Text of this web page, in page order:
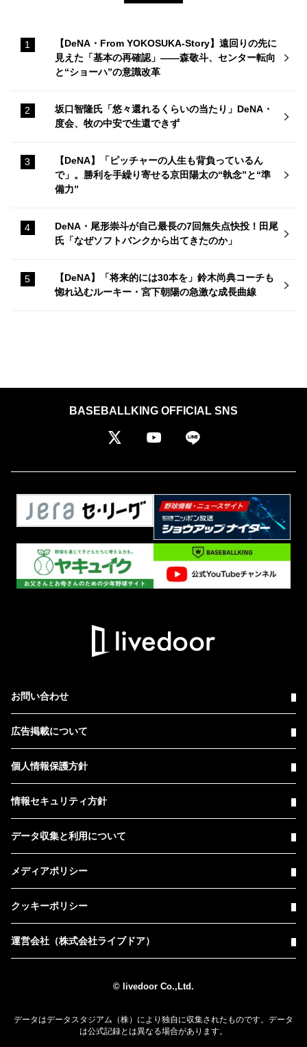
【DeNA・From YOKOSUKA-Story】遠回りの先に
見えた「基本の再確認」——森敬斗、センター転向
と“ショーハ”の意識改革
坂口智隆氏「悠々還れるくらいの当たり」DeNA・
度会、牧の中安で生還できず
【DeNA】「ピッチャーの人生も背負っているん
で」。勝利を手繰り寄せる京田陽太の“執念”と“準
備力”
DeNA・尾形崇斗が自己最長の7回無失点快投！田尾
氏「なぜソフトバンクから出てきたのか」
【DeNA】「将来的には30本を」鈴木尚典コーチも
惚れ込むルーキー・宮下朝陽の急激な成長曲線
BASEBALLKING OFFICIAL SNS
お問い合わせ
広告掲載について
個人情報保護方針
情報セキュリティ方針
データ収集と利用について
メディアポリシー
クッキーポリシー
運営会社（株式会社ライブドア）
© livedoor Co.,Ltd.
データはデータスタジアム（株）により独自に収集されたものです。データ
は公式記録とは異なる場合があります。